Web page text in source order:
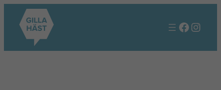
Hoppa
innehåll